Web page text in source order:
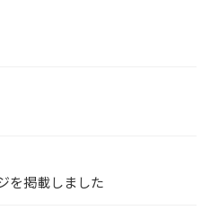
を掲載しました